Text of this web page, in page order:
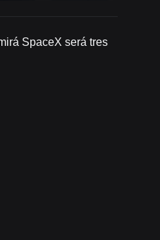
SpaceX será tres